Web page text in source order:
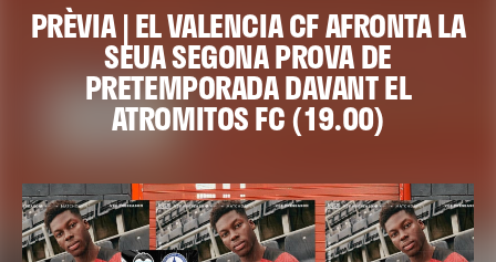
PRÈVIA | EL VALENCIA CF AFRONTA LA
SEUA SEGONA PROVA DE
PRETEMPORADA DAVANT EL
ATROMITOS FC (19.00)